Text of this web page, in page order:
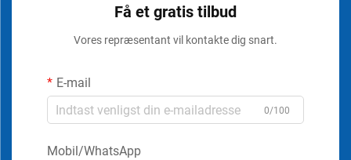
Få et gratis tilbud
Vores repræsentant vil kontakte dig snart.
E-mail
0/100
Mobil/WhatsApp